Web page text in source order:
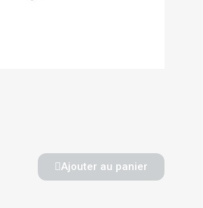
Ajouter au panier